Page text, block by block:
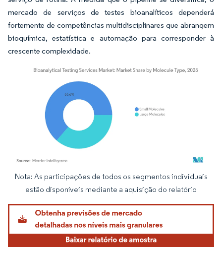
mercado de serviços de testes bioanalíticos dependerá
fortemente de competências multidisciplinares que abrangem
bioquímica, estatística e automação para corresponder à
crescente complexidade.
Imagem © Mordor Intelligence. O reuso requer atribuição conforme CC BY 4.0.
Nota: As participações de todos os segmentos individuais
estão disponíveis mediante a aquisição do relatório